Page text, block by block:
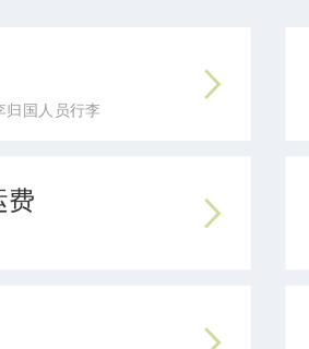
归国人员行李
费